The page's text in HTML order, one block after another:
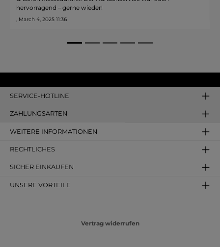
– gerne wieder!
11:36
SERVICE-HOTLINE
ZAHLUNGSARTEN
WEITERE INFORMATIONEN
RECHTLICHES
SICHER EINKAUFEN
UNSERE VORTEILE
Vertrag widerrufen